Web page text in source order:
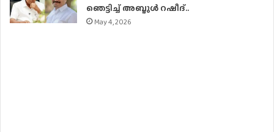
ഞെട്ടിച്ച് അബ്ദുൾ റഷീദ്..
May 4, 2026